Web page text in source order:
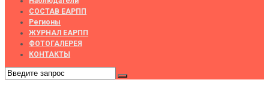
СОСТАВ ЕАРПП
Регионы
ЖУРНАЛ ЕАРПП
ФОТОГАЛЕРЕЯ
КОНТАКТЫ